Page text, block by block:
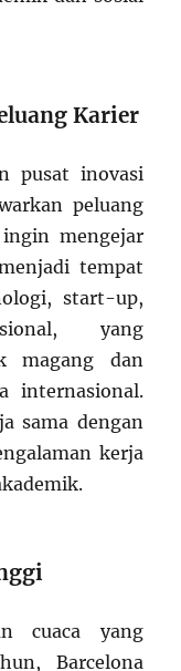
Karier
pusat inovasi
peluang
mengejar
tempat
start-up,
yang
magang dan
internasional.
sama dengan
kerja
cuaca yang
Barcelona